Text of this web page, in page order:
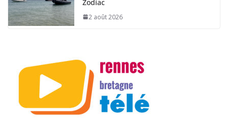
Zodiac
2 août 2026